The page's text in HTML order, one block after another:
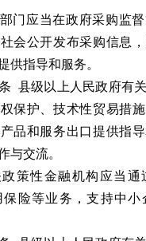
门应当在政府采购监
会公开发布采购信息
供指导和服务。
县级以上人民政府有
保护、技术性贸易措
品和服务出口提供指
与交流。
政策性金融机构应当通
险等业务，支持中小